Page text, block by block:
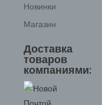
Новинки
Магазин
Доставка
товаров
компаниями: